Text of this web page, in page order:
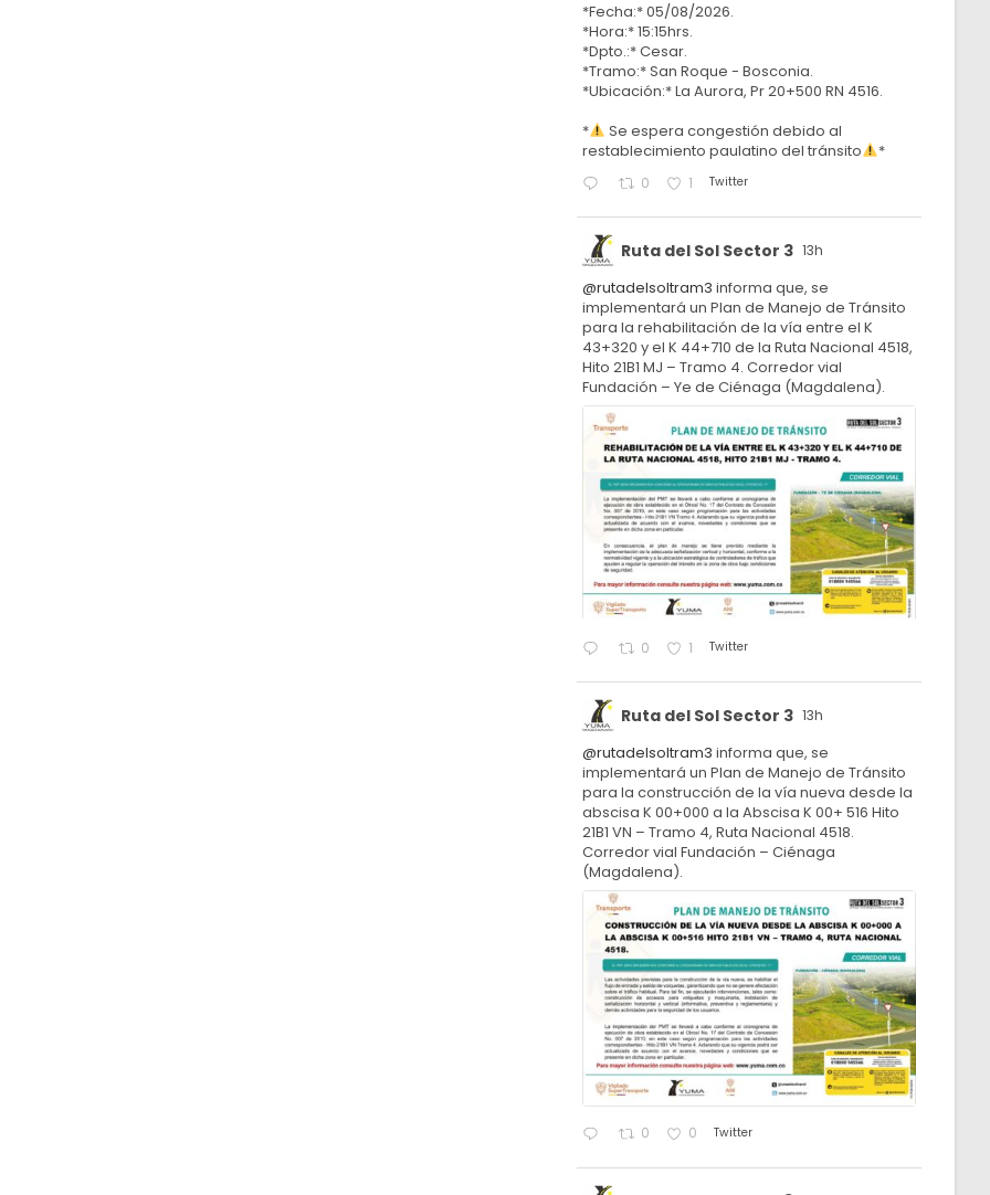
*Fecha:* 05/08/2026.
*Hora:* 15:15hrs.
*Dpto.:* Cesar.
*Tramo:* San Roque - Bosconia.
*Ubicación:* La Aurora, Pr 20+500 RN 4516.
*
Se espera congestión debido al
restablecimiento paulatino del tránsito
*
0 1 Twitter
Ruta del Sol Sector 3 13h
@rutadelsoltram3 informa que, se
implementará un Plan de Manejo de Tránsito
para la rehabilitación de la vía entre el K
43+320 y el K 44+710 de la Ruta Nacional 4518,
Hito 21B1 MJ – Tramo 4. Corredor vial
Fundación – Ye de Ciénaga (Magdalena).
0 1 Twitter
Ruta del Sol Sector 3 13h
@rutadelsoltram3 informa que, se
implementará un Plan de Manejo de Tránsito
para la construcción de la vía nueva desde la
abscisa K 00+000 a la Abscisa K 00+ 516 Hito
21B1 VN – Tramo 4, Ruta Nacional 4518.
Corredor vial Fundación – Ciénaga
(Magdalena).
0 0 Twitter